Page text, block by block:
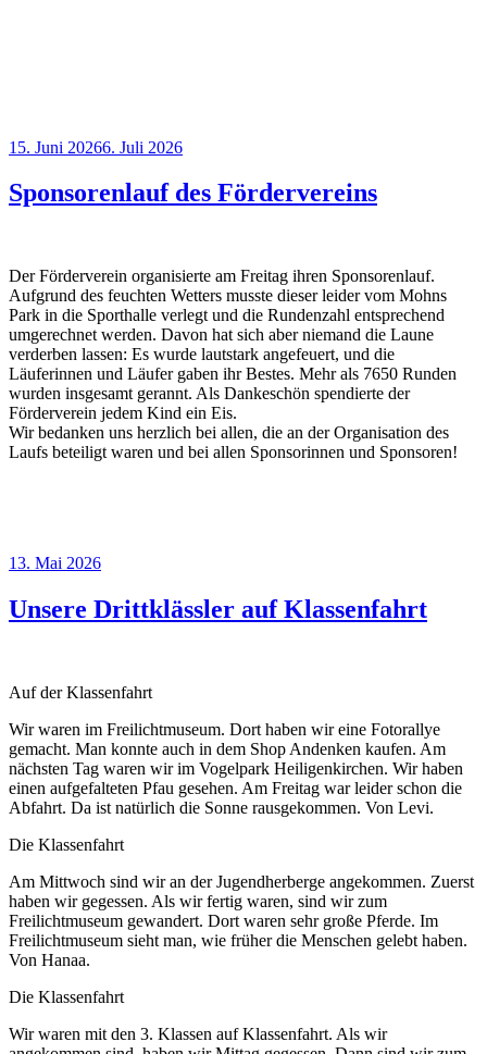
Veröffentlicht
15. Juni 20266. Juli 2026
Sponsorenlauf des Fördervereins
Der Förderverein organisierte am Freitag ihren Sponsorenlauf.
Aufgrund des feuchten Wetters musste dieser leider vom Mohns
Park in die Sporthalle verlegt und die Rundenzahl entsprechend
umgerechnet werden. Davon hat sich aber niemand die Laune
verderben lassen: Es wurde lautstark angefeuert, und die
Läuferinnen und Läufer gaben ihr Bestes. Mehr als 7650 Runden
wurden insgesamt gerannt. Als Dankeschön spendierte der
Förderverein jedem Kind ein Eis.
Wir bedanken uns herzlich bei allen, die an der Organisation des
Laufs beteiligt waren und bei allen Sponsorinnen und Sponsoren!
Veröffentlicht
13. Mai 2026
Unsere Drittklässler auf Klassenfahrt
Auf der Klassenfahrt
Wir waren im Freilichtmuseum. Dort haben wir eine Fotorallye
gemacht. Man konnte auch in dem Shop Andenken kaufen. Am
nächsten Tag waren wir im Vogelpark Heiligenkirchen. Wir haben
einen aufgefalteten Pfau gesehen. Am Freitag war leider schon die
Abfahrt. Da ist natürlich die Sonne rausgekommen. Von Levi.
Die Klassenfahrt
Am Mittwoch sind wir an der Jugendherberge angekommen. Zuerst
haben wir gegessen. Als wir fertig waren, sind wir zum
Freilichtmuseum gewandert. Dort waren sehr große Pferde. Im
Freilichtmuseum sieht man, wie früher die Menschen gelebt haben.
Von Hanaa.
Die Klassenfahrt
Wir waren mit den 3. Klassen auf Klassenfahrt. Als wir